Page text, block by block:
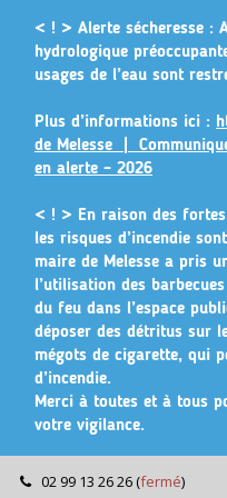
< ! > Alerte sécheresse :
hydrologique
usages de l’eau sont
Plus d’informations ici :
de Melesse |
en alerte – 2026
< ! > En raison des
les risques d’incendie
maire de Melesse a pris
l’utilisation des
du feu dans l’espace
déposer des détritus sur
mégots de cigarette, qui
d’incendie.
Merci à toutes et à tous
votre vigilance.
02 99 13 26 26(fermé)